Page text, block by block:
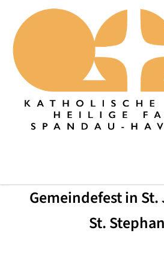
Gemeindefest in
St.